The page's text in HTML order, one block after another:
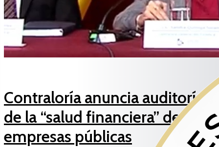
Contraloría anuncia auditoría
de la “salud financiera” de las
empresas públicas